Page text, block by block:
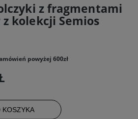
z fragmentami
kolekcji Semios
powyżej 600zł
KOSZYKA